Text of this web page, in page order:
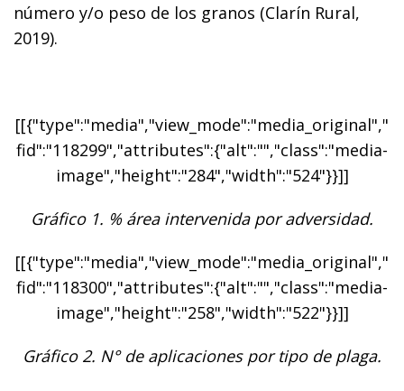
número y/o peso de los granos (Clarín Rural,
2019).
[[{"type":"media","view_mode":"media_original","
fid":"118299","attributes":{"alt":"","class":"media-
image","height":"284","width":"524"}}]]
Gráfico 1. % área intervenida por adversidad.
[[{"type":"media","view_mode":"media_original","
fid":"118300","attributes":{"alt":"","class":"media-
image","height":"258","width":"522"}}]]
Gráfico 2. N° de aplicaciones por tipo de plaga.